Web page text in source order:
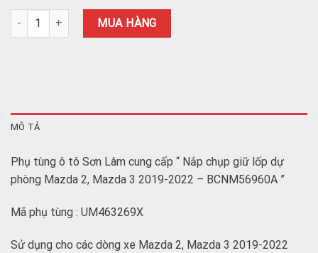
Nắp chụp giữ lốp dự phòng Mazda 2, Mazda 3 2019-2022 -
MUA HÀNG
MÔ TẢ
Phụ tùng ô tô Sơn Lâm cung cấp “ Nắp chụp giữ lốp dự
phòng Mazda 2, Mazda 3 2019-2022 – BCNM56960A ”
Mã phụ tùng : UM463269X
Sử dụng cho các dòng xe Mazda 2, Mazda 3 2019-2022